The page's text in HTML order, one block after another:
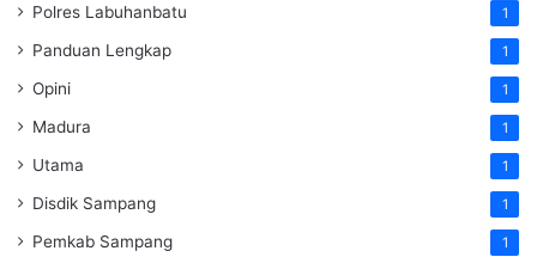
Polres Labuhanbatu 1
Panduan Lengkap 1
Opini 1
Madura 1
Utama 1
Disdik Sampang 1
Pemkab Sampang 1